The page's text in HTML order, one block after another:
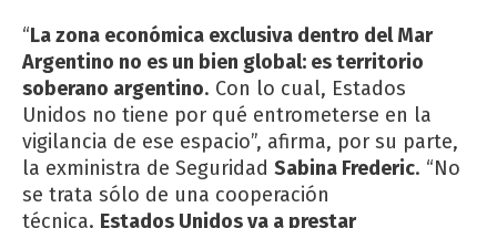
“La zona económica exclusiva dentro del Mar
Argentino no es un bien global: es territorio
soberano argentino. Con lo cual, Estados
Unidos no tiene por qué entrometerse en la
vigilancia de ese espacio”, afirma, por su parte,
la exministra de Seguridad Sabina Frederic. “No
se trata sólo de una cooperación
técnica. Estados Unidos va a prestar